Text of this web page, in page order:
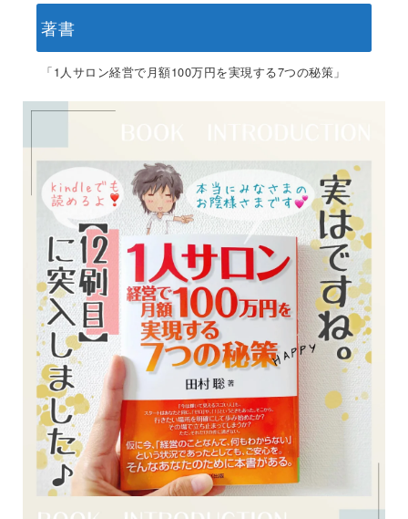
著書
「1人サロン経営で月額100万円を実現する7つの秘策」